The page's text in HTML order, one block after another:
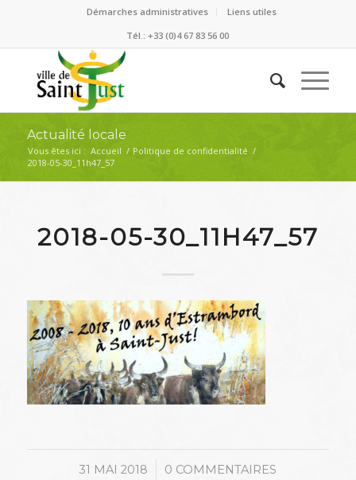
Démarches administratives
Liens utiles
Tél.: +33 (0)4 67 83 56 00
Actualité locale
Vous êtes ici : Accueil / Politique de confidentialité /
2018-05-30_11h47_57
2018-05-30_11H47_57
31 MAI 2018
/ 0 COMMENTAIRES